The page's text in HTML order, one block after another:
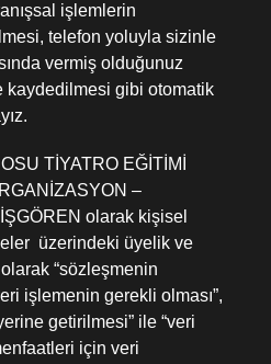
işlemlerin
telefon yoluyla sizinle
vermiş olduğunuz
kaydedilmesi gibi otomatik
TİYATRO EĞİTİMİ
–
olarak kişisel
üzerindeki üyelik ve
“sözleşmenin
işlemenin gerekli olması”,
getirilmesi” ile “veri
için veri